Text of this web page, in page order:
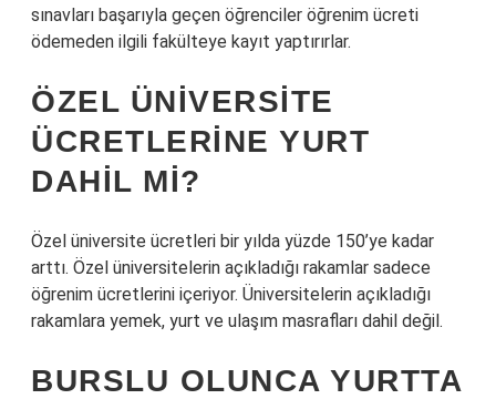
sınavları başarıyla geçen öğrenciler öğrenim ücreti
ödemeden ilgili fakülteye kayıt yaptırırlar.
ÖZEL ÜNIVERSITE
ÜCRETLERINE YURT
DAHIL MI?
Özel üniversite ücretleri bir yılda yüzde 150’ye kadar
arttı. Özel üniversitelerin açıkladığı rakamlar sadece
öğrenim ücretlerini içeriyor. Üniversitelerin açıkladığı
rakamlara yemek, yurt ve ulaşım masrafları dahil değil.
BURSLU OLUNCA YURTTA